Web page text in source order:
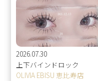
2026.07.30
上下バインドロック
OLIVIA EBISU 恵比寿店